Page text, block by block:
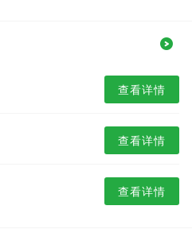
查看详情
查看详情
查看详情